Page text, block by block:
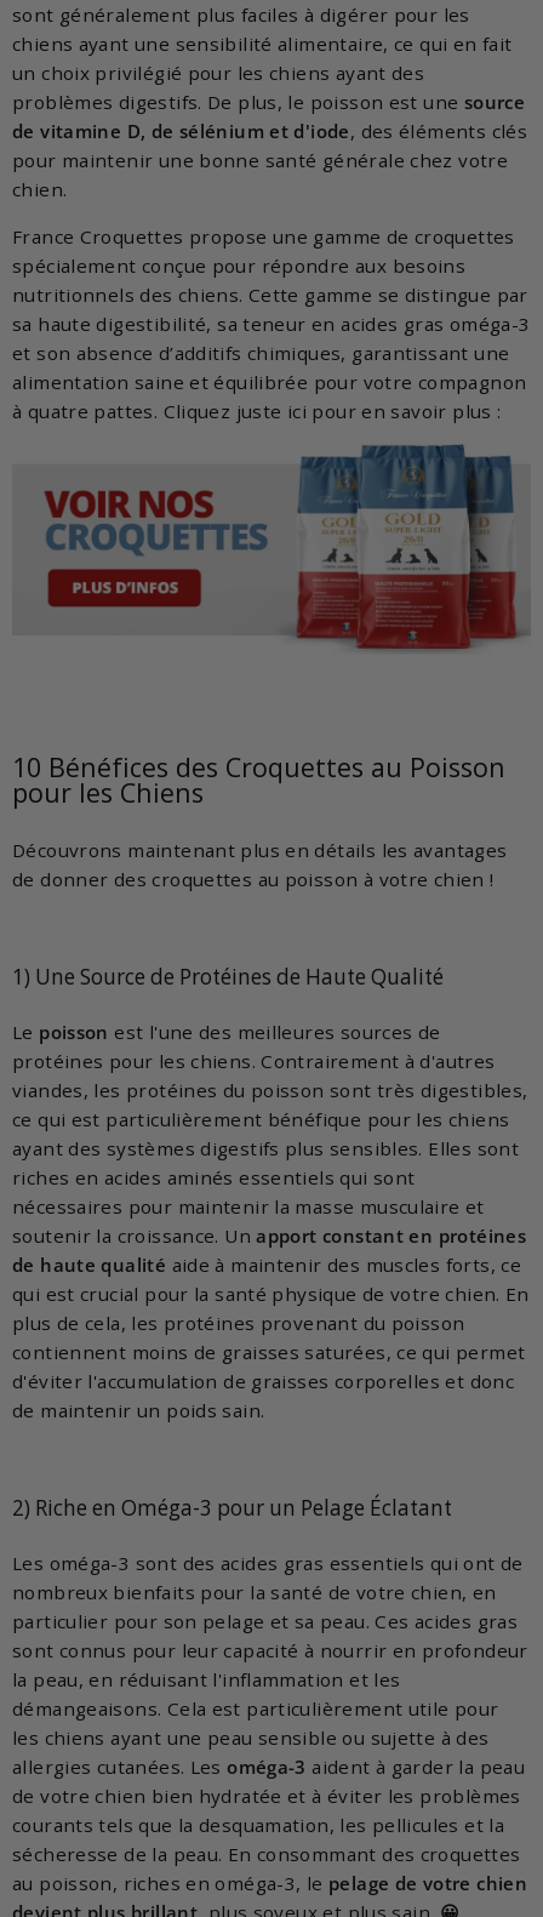
sont généralement plus faciles à digérer pour les
chiens ayant une sensibilité alimentaire, ce qui en fait
un choix privilégié pour les chiens ayant des
problèmes digestifs. De plus, le poisson est une source
de vitamine D, de sélénium et d'iode, des éléments clés
pour maintenir une bonne santé générale chez votre
chien.
France Croquettes propose une gamme de croquettes
spécialement conçue pour répondre aux besoins
nutritionnels des chiens. Cette gamme se distingue par
sa haute digestibilité, sa teneur en acides gras oméga-3
et son absence d’additifs chimiques, garantissant une
alimentation saine et équilibrée pour votre compagnon
à quatre pattes. Cliquez juste ici pour en savoir plus :
10 Bénéfices des Croquettes au Poisson
pour les Chiens
Découvrons maintenant plus en détails les avantages
de donner des croquettes au poisson à votre chien !
1) Une Source de Protéines de Haute Qualité
Le poisson est l'une des meilleures sources de
protéines pour les chiens. Contrairement à d'autres
viandes, les protéines du poisson sont très digestibles,
ce qui est particulièrement bénéfique pour les chiens
ayant des systèmes digestifs plus sensibles. Elles sont
riches en acides aminés essentiels qui sont
nécessaires pour maintenir la masse musculaire et
soutenir la croissance. Unapport constant en protéines
de haute qualité aide à maintenir des muscles forts, ce
qui est crucial pour la santé physique de votre chien. En
plus de cela, les protéines provenant du poisson
contiennent moins de graisses saturées, ce qui permet
d'éviter l'accumulation de graisses corporelles et donc
de maintenir un poids sain.
2) Riche en Oméga-3 pour un Pelage Éclatant
Les oméga-3 sont des acides gras essentiels qui ont de
nombreux bienfaits pour la santé de votre chien, en
particulier pour son pelage et sa peau. Ces acides gras
sont connus pour leur capacité à nourrir en profondeur
la peau, en réduisant l'inflammation et les
démangeaisons. Cela est particulièrement utile pour
les chiens ayant une peau sensible ou sujette à des
allergies cutanées. Les oméga-3 aident à garder la peau
de votre chien bien hydratée et à éviter les problèmes
courants tels que la desquamation, les pellicules et la
sécheresse de la peau. En consommant des croquettes
au poisson, riches en oméga-3, le pelage de votre chien